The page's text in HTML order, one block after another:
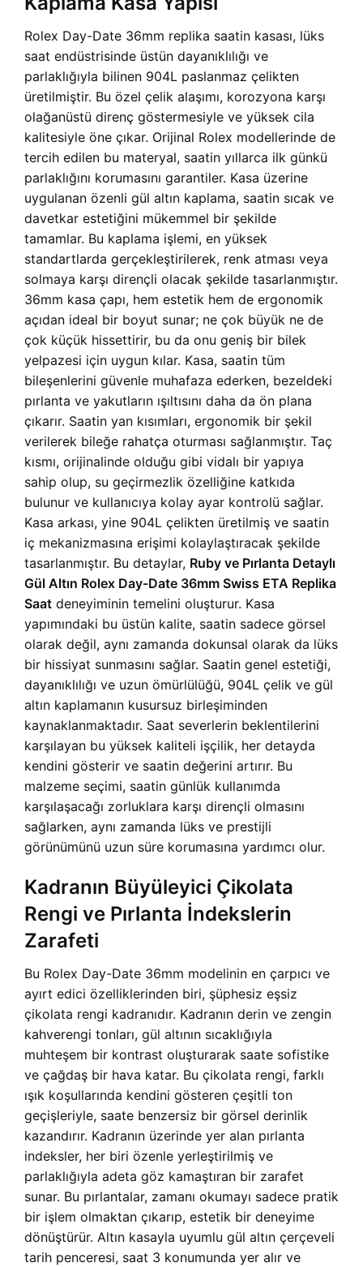
Rolex Day-Date 36mm replika saatin kasası, lüks
saat endüstrisinde üstün dayanıklılığı ve
parlaklığıyla bilinen 904L paslanmaz çelikten
üretilmiştir. Bu özel çelik alaşımı, korozyona karşı
olağanüstü direnç göstermesiyle ve yüksek cila
kalitesiyle öne çıkar. Orijinal Rolex modellerinde de
tercih edilen bu materyal, saatin yıllarca ilk günkü
parlaklığını korumasını garantiler. Kasa üzerine
uygulanan özenli gül altın kaplama, saatin sıcak ve
davetkar estetiğini mükemmel bir şekilde
tamamlar. Bu kaplama işlemi, en yüksek
standartlarda gerçekleştirilerek, renk atması veya
solmaya karşı dirençli olacak şekilde tasarlanmıştır.
36mm kasa çapı, hem estetik hem de ergonomik
açıdan ideal bir boyut sunar; ne çok büyük ne de
çok küçük hissettirir, bu da onu geniş bir bilek
yelpazesi için uygun kılar. Kasa, saatin tüm
bileşenlerini güvenle muhafaza ederken, bezeldeki
pırlanta ve yakutların ışıltısını daha da ön plana
çıkarır. Saatin yan kısımları, ergonomik bir şekil
verilerek bileğe rahatça oturması sağlanmıştır. Taç
kısmı, orijinalinde olduğu gibi vidalı bir yapıya
sahip olup, su geçirmezlik özelliğine katkıda
bulunur ve kullanıcıya kolay ayar kontrolü sağlar.
Kasa arkası, yine 904L çelikten üretilmiş ve saatin
iç mekanizmasına erişimi kolaylaştıracak şekilde
tasarlanmıştır. Bu detaylar, Ruby ve Pırlanta Detaylı
Gül Altın Rolex Day-Date 36mm Swiss ETA Replika
Saat deneyiminin temelini oluşturur. Kasa
yapımındaki bu üstün kalite, saatin sadece görsel
olarak değil, aynı zamanda dokunsal olarak da lüks
bir hissiyat sunmasını sağlar. Saatin genel estetiği,
dayanıklılığı ve uzun ömürlülüğü, 904L çelik ve gül
altın kaplamanın kusursuz birleşiminden
kaynaklanmaktadır. Saat severlerin beklentilerini
karşılayan bu yüksek kaliteli işçilik, her detayda
kendini gösterir ve saatin değerini artırır. Bu
malzeme seçimi, saatin günlük kullanımda
karşılaşacağı zorluklara karşı dirençli olmasını
sağlarken, aynı zamanda lüks ve prestijli
görünümünü uzun süre korumasına yardımcı olur.
Kadranın Büyüleyici Çikolata
Rengi ve Pırlanta İndekslerin
Zarafeti
Bu Rolex Day-Date 36mm modelinin en çarpıcı ve
ayırt edici özelliklerinden biri, şüphesiz eşsiz
çikolata rengi kadranıdır. Kadranın derin ve zengin
kahverengi tonları, gül altının sıcaklığıyla
muhteşem bir kontrast oluşturarak saate sofistike
ve çağdaş bir hava katar. Bu çikolata rengi, farklı
ışık koşullarında kendini gösteren çeşitli ton
geçişleriyle, saate benzersiz bir görsel derinlik
kazandırır. Kadranın üzerinde yer alan pırlanta
indeksler, her biri özenle yerleştirilmiş ve
parlaklığıyla adeta göz kamaştıran bir zarafet
sunar. Bu pırlantalar, zamanı okumayı sadece pratik
bir işlem olmaktan çıkarıp, estetik bir deneyime
dönüştürür. Altın kasayla uyumlu gül altın çerçeveli
tarih penceresi, saat 3 konumunda yer alır ve